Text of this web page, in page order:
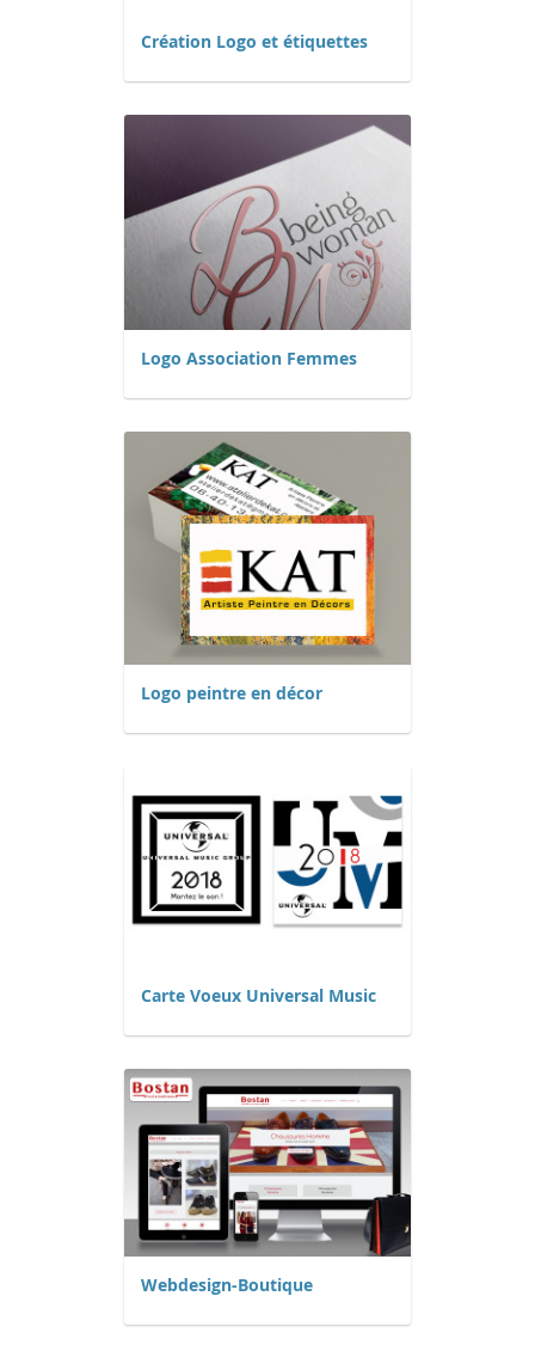
Création Logo et étiquettes
Logo Association Femmes
Logo peintre en décor
Carte Voeux Universal Music
Webdesign-Boutique